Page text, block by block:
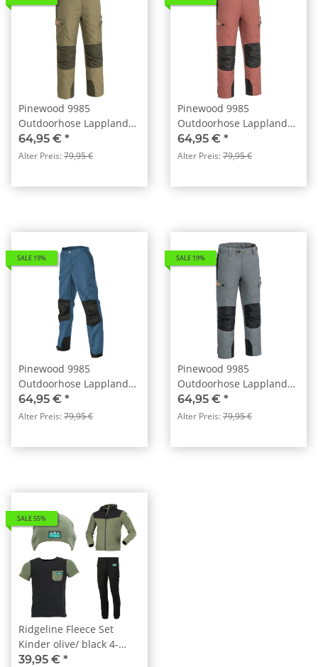
Pinewood 9985
Outdoorhose Lappland
Kids Olive/Moosgrün
(734)
64,95 € *
Alter Preis:79,95 €
Pinewood 9985
Outdoorhose Lappland
Kids Rost Rosa/Schwarz
(801)
64,95 € *
Alter Preis:79,95 €
SALE 19%
Pinewood 9985
Outdoorhose Lappland
Kids Stahlblau/Schwarz
(321)
64,95 € *
Alter Preis:79,95 €
SALE 19%
Pinewood 9985
Outdoorhose Lappland
Kids Sturmblau/Schwarz
(372)
64,95 € *
Alter Preis:79,95 €
SALE 55%
Ridgeline Fleece Set
Kinder olive/ black 4-
teilig
39,95 € *